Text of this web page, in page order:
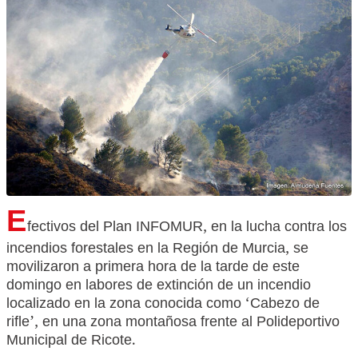
Efectivos del Plan INFOMUR, en la lucha contra los
incendios forestales en la Región de Murcia, se
movilizaron a primera hora de la tarde de este
domingo en labores de extinción de un incendio
localizado en la zona conocida como ‘Cabezo de
rifle’, en una zona montañosa frente al Polideportivo
Municipal de Ricote.